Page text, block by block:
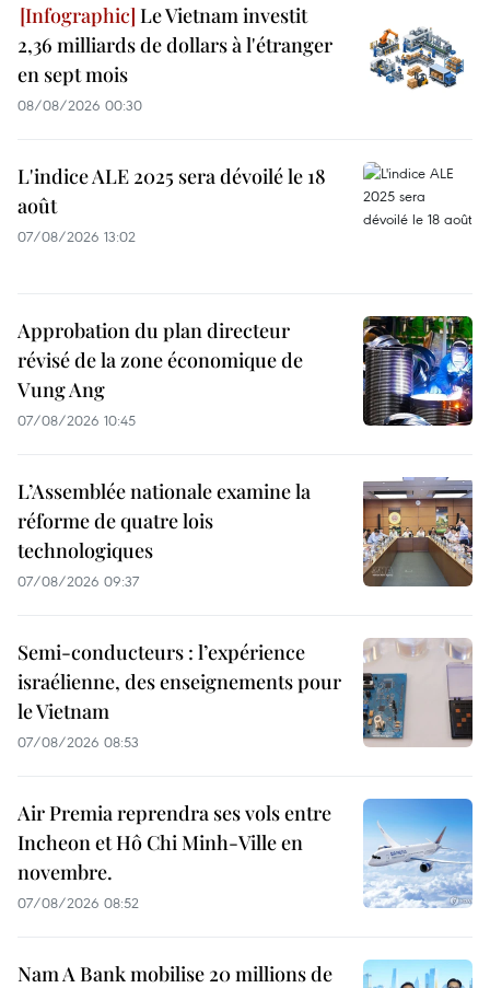
Le Vietnam investit
2,36 milliards de dollars à l'étranger
en sept mois
08/08/2026 00:30
L'indice ALE 2025 sera dévoilé le 18
août
07/08/2026 13:02
Approbation du plan directeur
révisé de la zone économique de
Vung Ang
07/08/2026 10:45
L’Assemblée nationale examine la
réforme de quatre lois
technologiques
07/08/2026 09:37
Semi-conducteurs : l’expérience
israélienne, des enseignements pour
le Vietnam
07/08/2026 08:53
Air Premia reprendra ses vols entre
Incheon et Hô Chi Minh-Ville en
novembre.
07/08/2026 08:52
Nam A Bank mobilise 20 millions de